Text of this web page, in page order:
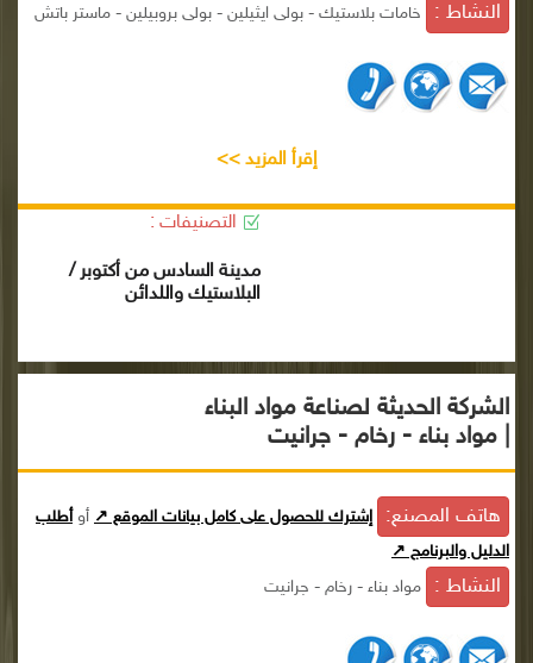
النشاط : خامات بلاستيك - بولى ايثيلين - بولى بروبيلين - ماستر باتش
إقرأ المزيد >>
التصنيفات :
مدينة السادس من أكتوبر /
البلاستيك واللدائن
الشركة الحديثة لصناعة مواد البناء
| مواد بناء - رخام - جرانيت
هاتف المصنع: إشترك للحصول على كامل بيانات الموقع ↗ أوأطلب
الدليل والبرنامج ↗
النشاط : مواد بناء - رخام - جرانيت